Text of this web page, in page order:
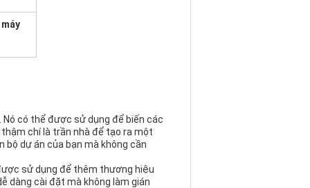
có thể được sử dụng để biến các
chí là trần nhà để tạo ra một
bộ dự án của bạn mà không cần
sử dụng để thêm thương hiệu
dàng cài đặt mà không làm gián